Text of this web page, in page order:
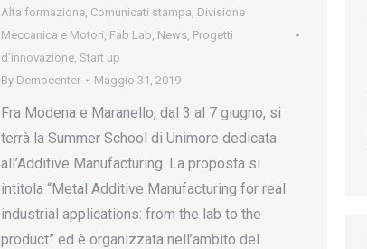
Alta formazione, Comunicati stampa, Divisione
Meccanica e Motori, Fab Lab, News, Progetti
d’innovazione, Start up
By Democenter Maggio 31, 2019
Fra Modena e Maranello, dal 3 al 7 giugno, si
terrà la Summer School di Unimore dedicata
all’Additive Manufacturing. La proposta si
intitola “Metal Additive Manufacturing for real
industrial applications: from the lab to the
product” ed è organizzata nell’ambito del